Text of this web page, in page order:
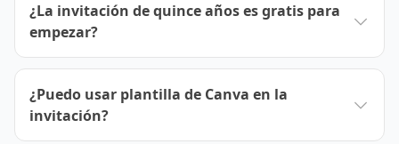
¿La invitación de quince años es gratis para
empezar?
¿Puedo usar plantilla de Canva en la
invitación?